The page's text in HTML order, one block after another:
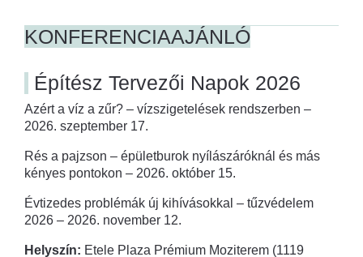
KONFERENCIAAJÁNLÓ
Építész Tervezői Napok 2026
Azért a víz a zűr? – vízszigetelések rendszerben –
2026. szeptember 17.
Rés a pajzson – épületburok nyílászáróknál és más
kényes pontokon – 2026. október 15.
Évtizedes problémák új kihívásokkal – tűzvédelem
2026 – 2026. november 12.
Helyszín: Etele Plaza Prémium Moziterem (1119